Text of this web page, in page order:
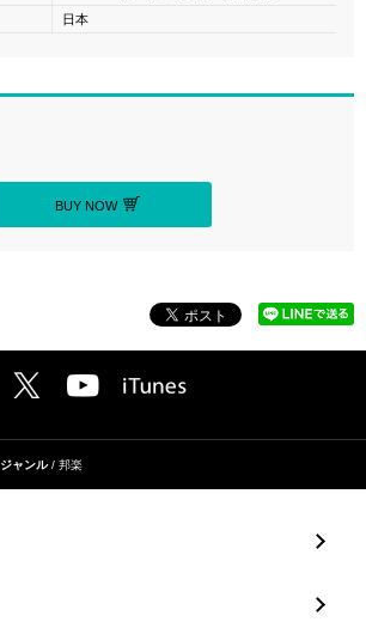
日本
BUY NOW
ジャンル 邦楽